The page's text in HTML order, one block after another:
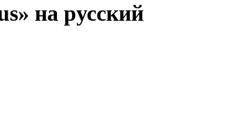
на русский